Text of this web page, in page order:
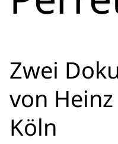
Zwei
von
Köln